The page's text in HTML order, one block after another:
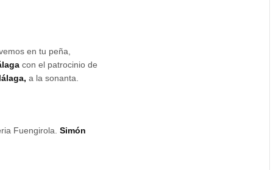
en tu peña,
con el patrocinio de
a la sonanta.
Fuengirola.Simón